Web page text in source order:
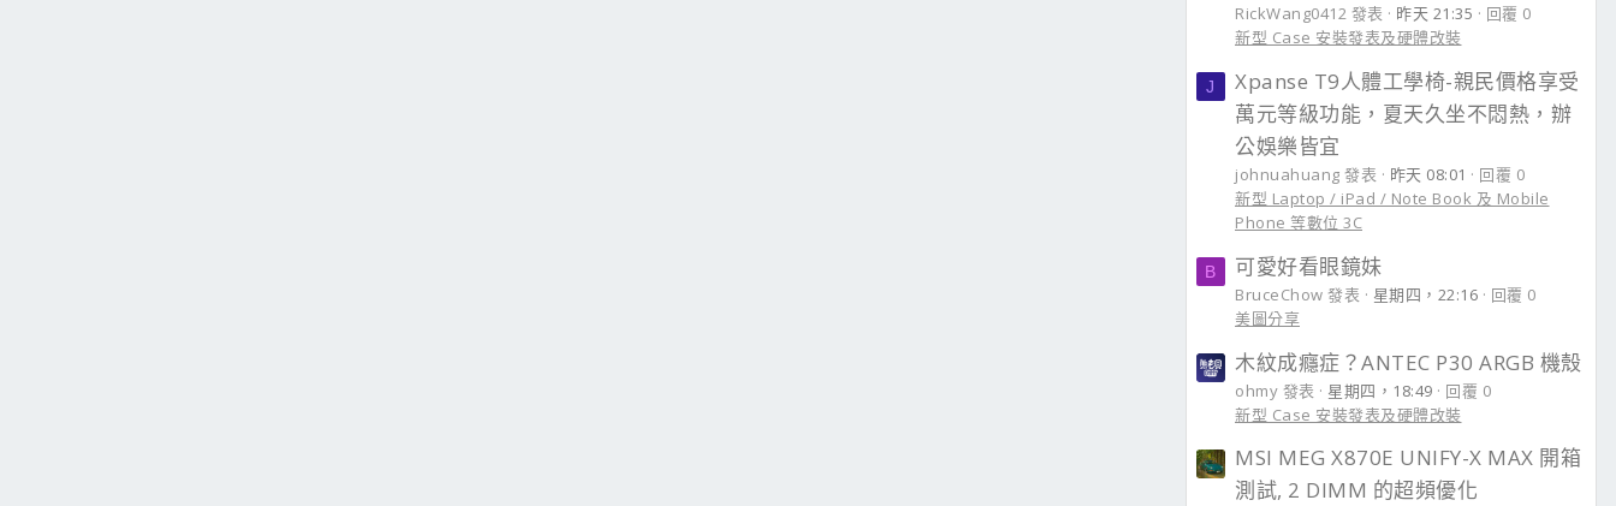
RickWang0412 發表 昨天 21:35
回覆 0
新型 Case 安裝發表及硬體改裝
J
Xpanse T9人體工學椅-親民價格享受
萬元等級功能，夏天久坐不悶熱，辦
公娛樂皆宜
johnuahuang 發表 昨天 08:01
回覆 0
新型 Laptop / iPad / Note Book 及 Mobile
Phone 等數位 3C
B 可愛好看眼鏡妹
BruceChow 發表 星期四，22:16
回覆 0
美圖分享
木紋成癮症？ANTEC P30 ARGB 機殼
ohmy 發表 星期四，18:49
回覆 0
新型 Case 安裝發表及硬體改裝
MSI MEG X870E UNIFY-X MAX 開箱
測試, 2 DIMM 的超頻優化